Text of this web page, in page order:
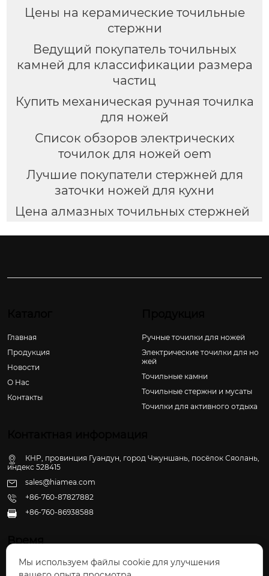
Цены на керамические точильные
стержни
Ведущий покупатель точильных
камней для классификации размера
частиц
Купить механическая ручная точилка
для ножей
Список обзоров электрических
точилок для ножей oem
Лучшие покупатели стержней для
заточки ножей для кухни
Цена алмазных точильных стержней
Главная
Продукция
Новости
О Hас
Контакты
Ручные точилки для ножей
Электрические точилки для но
жей
Точильные камни
Точильные стержни и мусаты
Точилки для активного отдыха
КНР, провинция Гуандун, город Чжуншань, посёлок Сяолань,
индекс 528415
sales@hiamea.com
+86-760-87827882
 +86-760-86938588
Время
Пн - Пт: 09:30 - 22:00
Мы используем файлы cookie для улучшения